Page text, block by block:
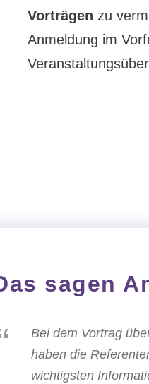
Vorträgen zu
Anmeldung im
sagen
Bei dem Vortrag
haben die
wichtigsten